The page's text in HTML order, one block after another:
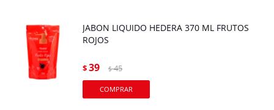
JABON LIQUIDO HEDERA 370 ML FRUTOS
ROJOS
$39 $ 45